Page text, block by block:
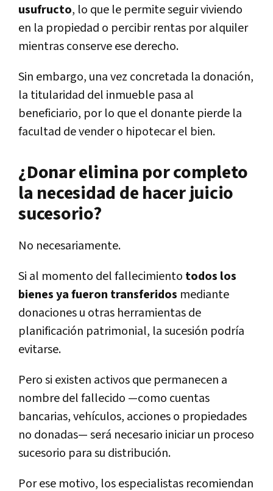
usufructo, lo que le permite seguir viviendo
en la propiedad o percibir rentas por alquiler
mientras conserve ese derecho.
Sin embargo, una vez concretada la donación,
la titularidad del inmueble pasa al
beneficiario, por lo que el donante pierde la
facultad de vender o hipotecar el bien.
¿Donar elimina por completo
la necesidad de hacer juicio
sucesorio?
No necesariamente.
Si al momento del fallecimiento todos los
bienes ya fueron transferidos mediante
donaciones u otras herramientas de
planificación patrimonial, la sucesión podría
evitarse.
Pero si existen activos que permanecen a
nombre del fallecido —como cuentas
bancarias, vehículos, acciones o propiedades
no donadas— será necesario iniciar un proceso
sucesorio para su distribución.
Por ese motivo, los especialistas recomiendan